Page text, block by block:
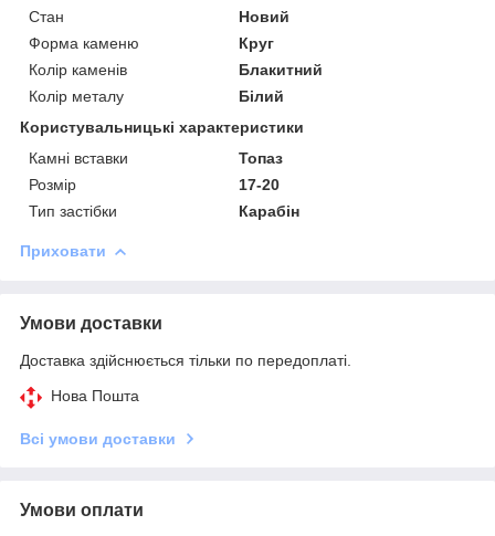
Стан
Новий
Форма каменю
Круг
Колір каменів
Блакитний
Колір металу
Білий
Користувальницькі характеристики
Камні вставки
Топаз
Розмір
17-20
Тип застібки
Карабін
Приховати
Умови доставки
Доставка здійснюється тільки по передоплаті.
Нова Пошта
Всі умови доставки
Умови оплати